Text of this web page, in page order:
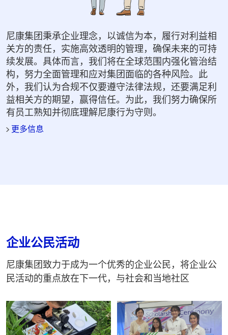
尼康集团秉承企业理念，以诚信为本，履行对利益相
关方的责任，实施高效透明的管理，确保未来的可持
续发展。具体而言，我们将在全球范围内强化管治结
构，努力全面管理和应对集团面临的各种风险。此
外，我们认为合规不仅要遵守法律法规，还要满足利
益相关方的期望，赢得信任。为此，我们努力确保所
有员工熟知并彻底理解尼康行为守则。
更多信息
企业公民活动
尼康集团致力于成为一个优秀的企业公民，将企业公
民活动的重点放在下一代，与社会和当地社区